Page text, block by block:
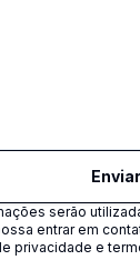
Enviar
serão
entrar em
privacidade e